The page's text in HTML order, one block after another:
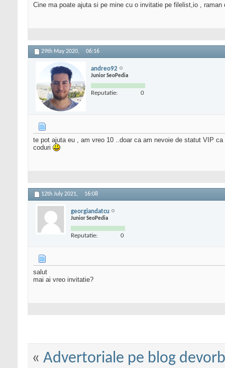
Cine ma poate ajuta si pe mine cu o invitatie pe filelist,io , raman
29th May 2020, 06:16
andreo92
Junior SeoPedia
Reputatie: 0
te pot ajuta eu , am vreo 10 ..doar ca am nevoie de statut VIP
coduri
12th July 2021, 16:08
georgiandatcu
Junior SeoPedia
Reputatie: 0
salut
mai ai vreo invitatie?
« Advertoriale pe blog